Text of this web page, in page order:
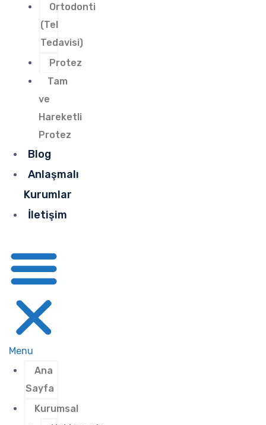
Ortodonti
(Tel
Tedavisi)
Protez
Tam
ve
Hareketli
Protez
Blog
Anlaşmalı
Kurumlar
İletişim
Menu
Ana
Sayfa
Kurumsal